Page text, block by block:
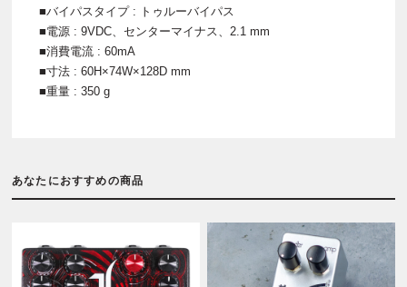
■バイパスタイプ : トゥルーバイパス
■電源 : 9VDC、センターマイナス、2.1 mm
■消費電流 : 60mA
■寸法 : 60H×74W×128D mm
■重量 : 350 g
あなたにおすすめの商品